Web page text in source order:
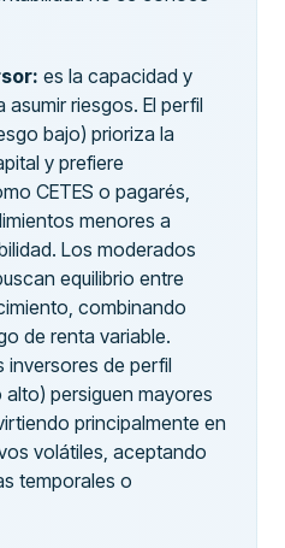
es la capacidad y
riesgos. El perfil
bajo) prioriza la
y prefiere
CETES o pagarés,
menores a
Los moderados
equilibrio entre
combinando
de renta variable.
inversores de perfil
persiguen mayores
principalmente en
volátiles, aceptando
temporales o